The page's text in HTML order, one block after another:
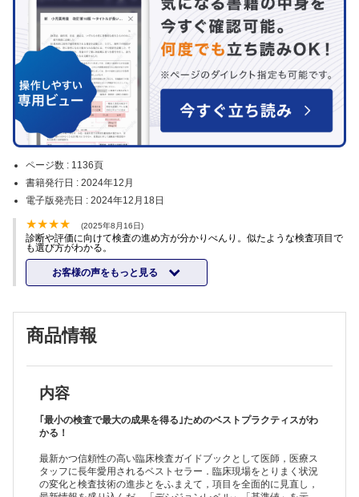
ページ数 : 1136頁
書籍発行日 : 2024年12月
電子版発売日 : 2024年12月18日
(2025年8月16日)
診断や評価に向けて検査の進め方が分かりべんり。似たような検査項目で
も選び方がわかる。
お客様の声をもっと見る
商品情報
内容
｢最小の検査で最大の成果を得る｣ためのベストプラクティスがわ
かる！
最新かつ信頼性の高い臨床検査ガイドブックとして医師，医療ス
タッフに長年愛用されるベストセラー．臨床現場をとりまく状況
の変化と検査技術の進歩とをふまえて，項目を全面的に見直し，